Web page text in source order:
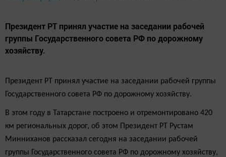
Президент РТ принял участие на заседании рабочей
группы Государственного совета РФ по дорожному
хозяйству.
Президент РТ принял участие на заседании рабочей группы
Государственного совета РФ по дорожному хозяйству.
В этом году в Татарстане построено и отремонтировано 420
км региональных дорог, об этом Президент РТ Рустам
Минниханов рассказал сегодня на заседании рабочей
группы Государственного совета РФ по дорожному хозяйству,